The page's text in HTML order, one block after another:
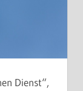
Dienst“,